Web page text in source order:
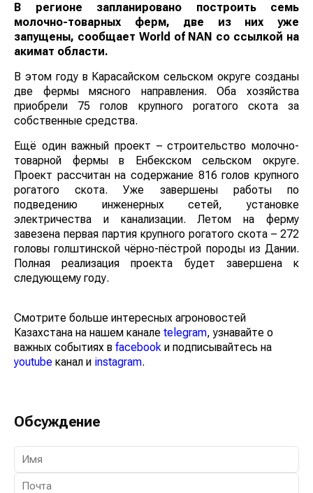
В регионе запланировано построить семь
молочно-товарных ферм, две из них уже
запущены, сообщает World of NAN со ссылкой на
акимат области.
В этом году в Карасайском сельском округе созданы
две фермы мясного направления. Оба хозяйства
приобрели 75 голов крупного рогатого скота за
собственные средства.
Ещё один важный проект – строительство молочно-
товарной фермы в Енбекском сельском округе.
Проект рассчитан на содержание 816 голов крупного
рогатого скота. Уже завершены работы по
подведению инженерных сетей, установке
электричества и канализации. Летом на ферму
завезена первая партия крупного рогатого скота – 272
головы голштинской чёрно-пёстрой породы из Дании.
Полная реализация проекта будет завершена к
следующему году.
Смотрите больше интересных агроновостей
Казахстана на нашем каналеtelegram , узнавайте о
важных событиях вfacebook и подписывайтесь на
youtube канал иinstagram
Обсуждение